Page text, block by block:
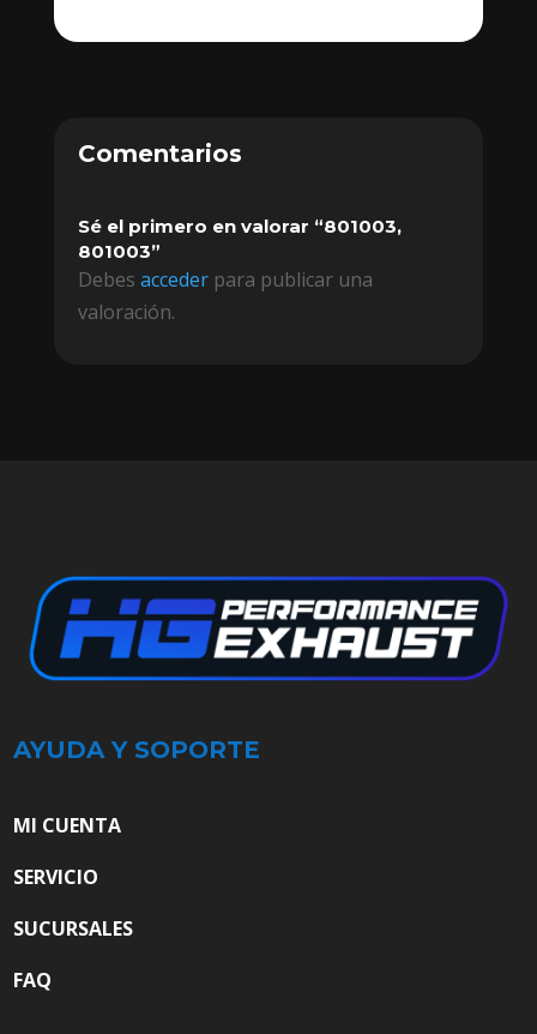
Comentarios
Sé el primero en valorar “801003,
801003”
Debes accederpara publicar una
valoración.
AYUDA Y SOPORTE
MI CUENTA
SERVICIO
SUCURSALES
FAQ